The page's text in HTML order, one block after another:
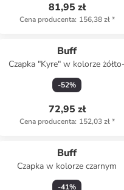
81,95 zł
Cena producenta: 156,38 zł*
Buff
Czapka "Kyre" w kolorze żółto-
różowym
-52%
72,95 zł
Cena producenta: 152,03 zł*
Buff
Czapka w kolorze czarnym
-41%